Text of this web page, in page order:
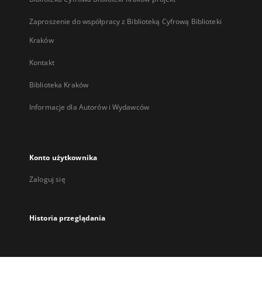
Zaproszenie do współpracy z Biblioteką Cyfrową Biblioteki
Kraków
Kontakt
Biblioteka Kraków
Informacje dla Autorów i Wydawców
Konto użytkownika
Zaloguj się
Historia przeglądania